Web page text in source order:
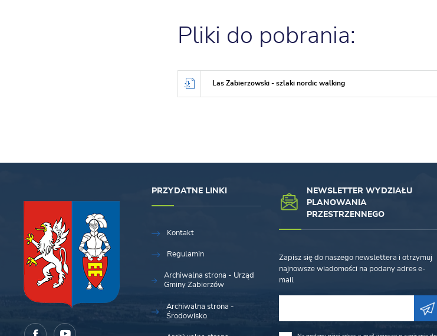
Pliki do pobrania:
Las Zabierzowski - szlaki nordic walking
PRZYDATNE LINKI
Kontakt
Regulamin
Archiwalna strona - Urząd
Gminy Zabierzów
Archiwalna strona -
Środowisko
NEWSLETTER WYDZIAŁU
PLANOWANIA
PRZESTRZENNEGO
Zapisz się do naszego newslettera i otrzymuj
najnowsze wiadomości na podany adres e-
mail